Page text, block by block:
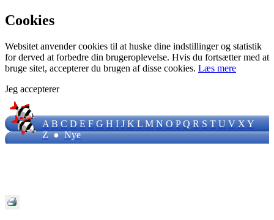
Cookies
Websitet anvender cookies til at huske dine indstillinger og statistik
for derved at forbedre din brugeroplevelse. Hvis du fortsætter med at
bruge sitet, accepterer du brugen af disse cookies. Læs mere
Jeg accepterer
A B C D E F G H I J K L M N O P Q R S T U V XY
Z●Nye